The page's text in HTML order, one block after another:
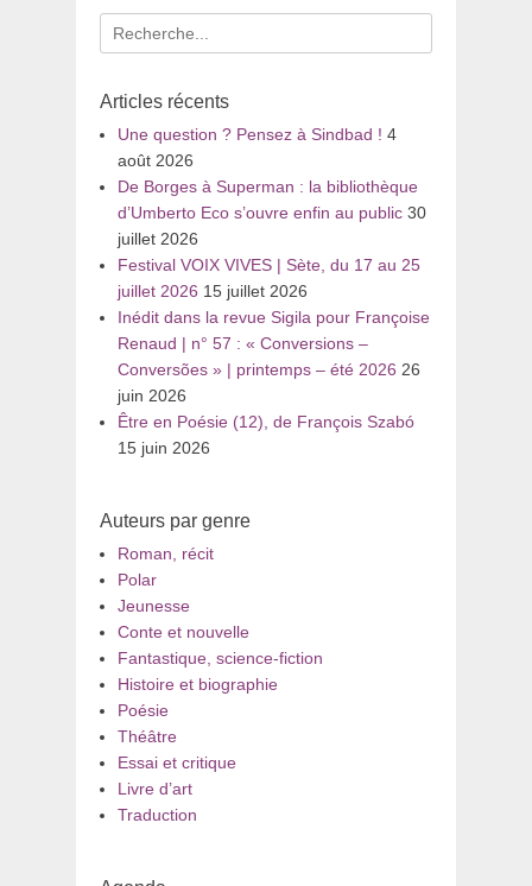
Recherche
pour
Articles récents
Une question ? Pensez à Sindbad ! 4
août 2026
De Borges à Superman : la bibliothèque
d’Umberto Eco s’ouvre enfin au public 30
juillet 2026
Festival VOIX VIVES | Sète, du 17 au 25
juillet 2026 15 juillet 2026
Inédit dans la revue Sigila pour Françoise
Renaud | n° 57 : « Conversions –
Conversões » | printemps – été 2026 26
juin 2026
Être en Poésie (12), de François Szabó
15 juin 2026
Auteurs par genre
Roman, récit
Polar
Jeunesse
Conte et nouvelle
Fantastique, science-fiction
Histoire et biographie
Poésie
Théâtre
Essai et critique
Livre d’art
Traduction